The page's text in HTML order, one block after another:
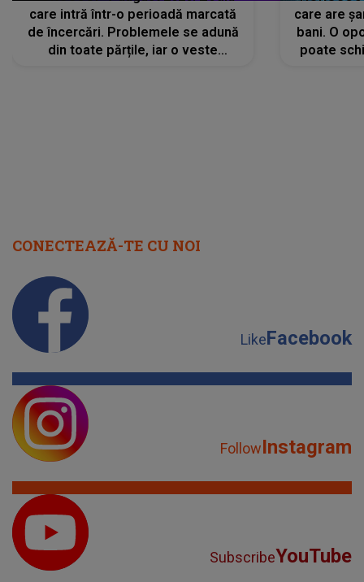
care intră într-o perioadă marcată
de încercări. Problemele se adună
din toate părțile, iar o veste
care are
bani. O
poate
CONECTEAZĂ-TE CU NOI
LikeFacebook
FollowInstagram
SubscribeYouTube